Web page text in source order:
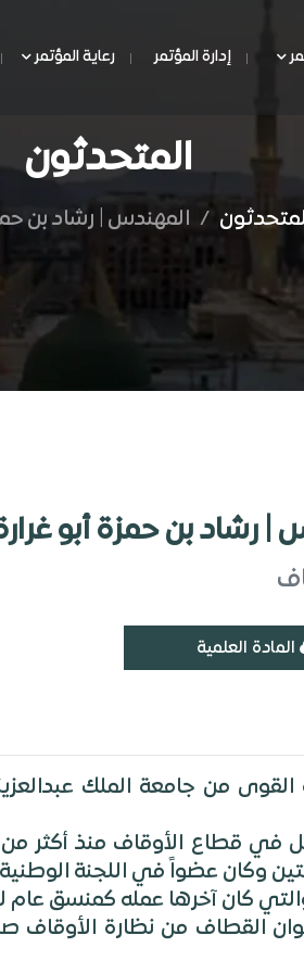
رعاية المؤتمر إدارة المؤتمر
المتحدثون
/ المهندس | رشاد بن
| رشاد بن حمزة أبو
المادة العلمية
من جامعة الملك عبدالعزيز
القطاف من نظارة الأوقاف